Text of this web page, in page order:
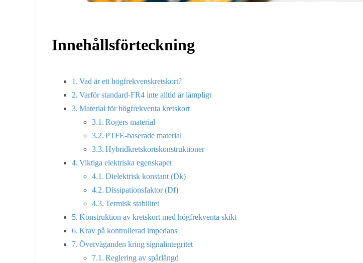
Innehållsförteckning
Vad är ett högfrekvenskretskort?
Varför standard-FR4 inte alltid är lämpligt
Material för högfrekventa kretskort
Rogers material
PTFE-baserade material
Hybridkretskortskonstruktioner
Viktiga elektriska egenskaper
Dielektrisk konstant (Dk)
Dissipationsfaktor (Df)
Termisk stabilitet
Konstruktion av kretskort med högfrekventa skikt
Krav på kontrollerad impedans
Överväganden kring signalintegritet
Reglering av spårlängd